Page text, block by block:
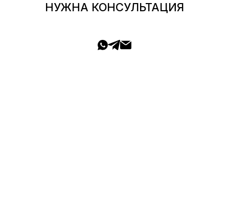
НУЖНА КОНСУЛЬТАЦИЯ